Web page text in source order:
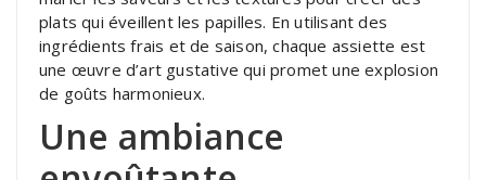
plats qui éveillent les papilles. En utilisant des
ingrédients frais et de saison, chaque assiette est
une œuvre d’art gustative qui promet une explosion
de goûts harmonieux.
Une ambiance